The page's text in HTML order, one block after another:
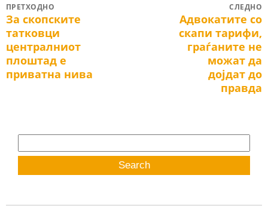
Post
navigation
ПРЕТХОДНО
Previous
post:
За скопските
татковци
централниот
плоштад е
приватна нива
СЛЕДНО
Next
post:
Адвокатите со
скапи тарифи,
граѓаните не
можат да
дојдат до
правда
for: